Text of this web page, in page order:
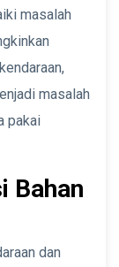
masalah
masalah
pakai
Bahan
dan